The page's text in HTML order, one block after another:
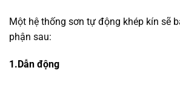
Một hệ thống sơn tự động khép kín sẽ
phận sau:
1.Dẫn động